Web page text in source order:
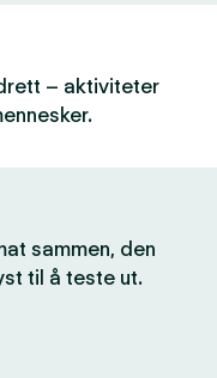
– aktiviteter
sammen, den
til å teste ut.